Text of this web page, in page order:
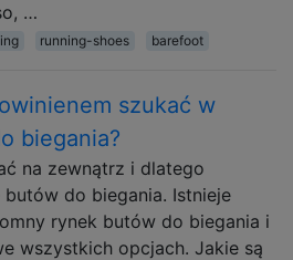
…
running-shoes barefoot
szukać w
biegania?
na zewnątrz i dlatego
do biegania. Istnieje
rynek butów do biegania i
wszystkich opcjach. Jakie są